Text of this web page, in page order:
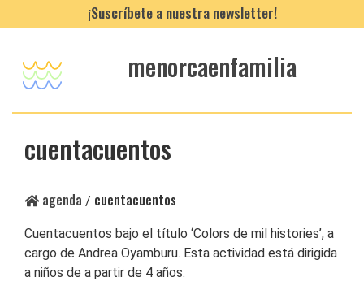
¡Suscríbete a nuestra newsletter!
menorcaenfamilia
cuentacuentos
agenda / cuentacuentos
Cuentacuentos bajo el título ‘Colors de mil histories’, a
cargo de Andrea Oyamburu. Esta actividad está dirigida
a niños de a partir de 4 años.